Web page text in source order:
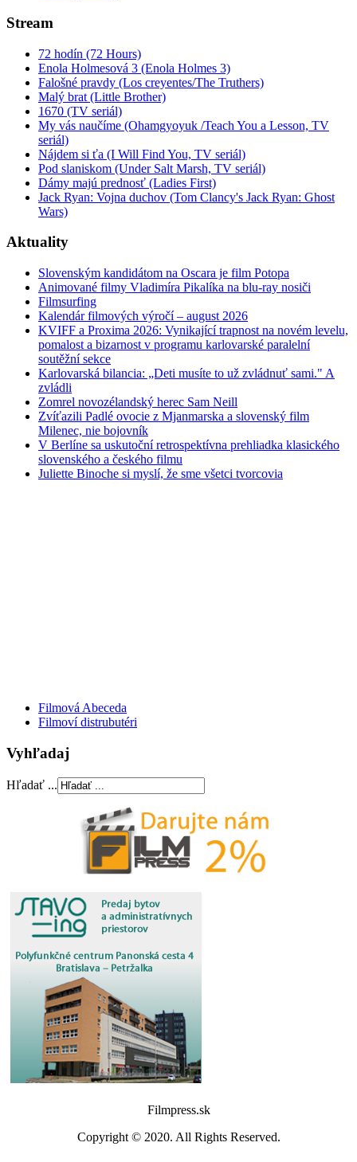
Stream
72 hodín (72 Hours)
Enola Holmesová 3 (Enola Holmes 3)
Falošné pravdy (Los creyentes/The Truthers)
Malý brat (Little Brother)
1670 (TV seriál)
My vás naučíme (Ohamgyoyuk /Teach You a Lesson, TV
seriál)
Nájdem si ťa (I Will Find You, TV seriál)
Pod slaniskom (Under Salt Marsh, TV seriál)
Dámy majú prednosť (Ladies First)
Jack Ryan: Vojna duchov (Tom Clancy's Jack Ryan: Ghost
Wars)
Aktuality
Slovenským kandidátom na Oscara je film Potopa
Animované filmy Vladimíra Pikalíka na blu-ray nosiči
Filmsurfing
Kalendár filmových výročí – august 2026
KVIFF a Proxima 2026: Vynikající trapnost na novém levelu,
pomalost a bizarnost v programu karlovarské paralelní
soutěžní sekce
Karlovarská bilancia: „Deti musíte to už zvládnuť sami." A
zvládli
Zomrel novozélandský herec Sam Neill
Zvíťazili Padlé ovocie z Mjanmarska a slovenský film
Milenec, nie bojovník
V Berlíne sa uskutoční retrospektívna prehliadka klasického
slovenského a českého filmu
Juliette Binoche si myslí, že sme všetci tvorcovia
Filmová Abeceda
Filmoví distrubutéri
Vyhľadaj
Hľadať ...
Filmpress.sk
Copyright © 2020. All Rights Reserved.